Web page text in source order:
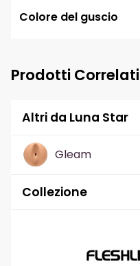
Colore del guscio
Prodotti Correlati
Altri da Luna Star
Gleam
Collezione